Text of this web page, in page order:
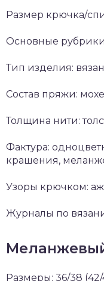
Размер крючка/
Основные
Тип изделия:
Состав пряжи:
Толщина нити:
Фактура:
крашения,
Узоры крючком:
Журналы по
Размеры: 36/38